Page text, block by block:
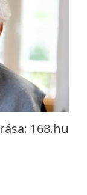
168.hu